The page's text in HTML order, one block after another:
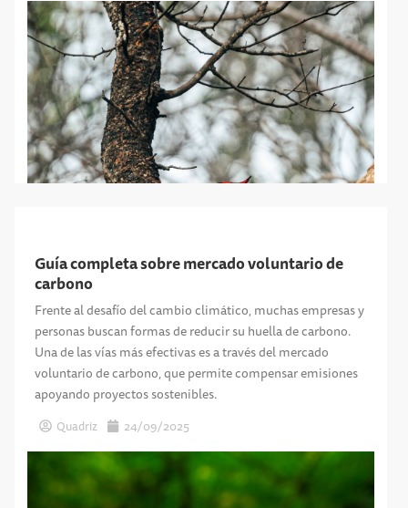
Guía completa sobre mercado voluntario de
carbono
Frente al desafío del cambio climático, muchas empresas y
personas buscan formas de reducir su huella de carbono.
Una de las vías más efectivas es a través del mercado
voluntario de carbono, que permite compensar emisiones
apoyando proyectos sostenibles.
Quadriz 24/09/2025